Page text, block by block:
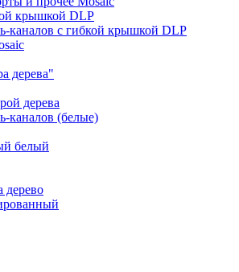
крышкой DLP
каналов с гибкой крышкой DLP
дерева"
дерева
каналов (белые)
белый
дерево